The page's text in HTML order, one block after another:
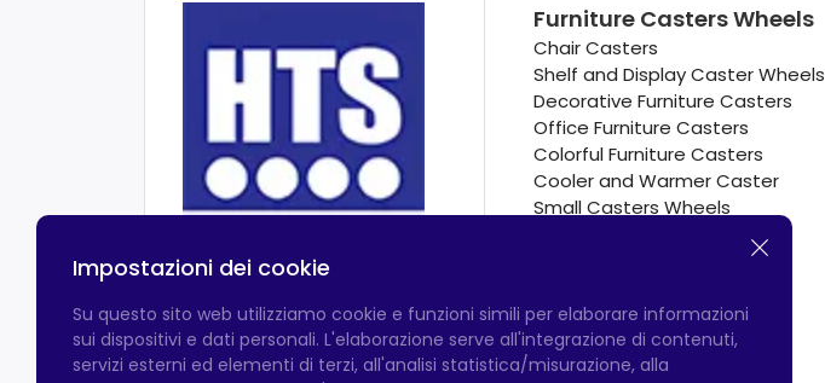
Furniture Casters Wheels
Chair Casters
Shelf and Display Caster Wheels
Decorative Furniture Casters
Office Furniture Casters
Colorful Furniture Casters
Cooler and Warmer Caster
Small Casters Wheels
Hotel Equipment Casters
Impostazioni dei cookie
Su questo sito web utilizziamo cookie e funzioni simili per elaborare informazioni
sui dispositivi e dati personali. L'elaborazione serve all'integrazione di contenuti,
servizi esterni ed elementi di terzi, all'analisi statistica/misurazione, alla